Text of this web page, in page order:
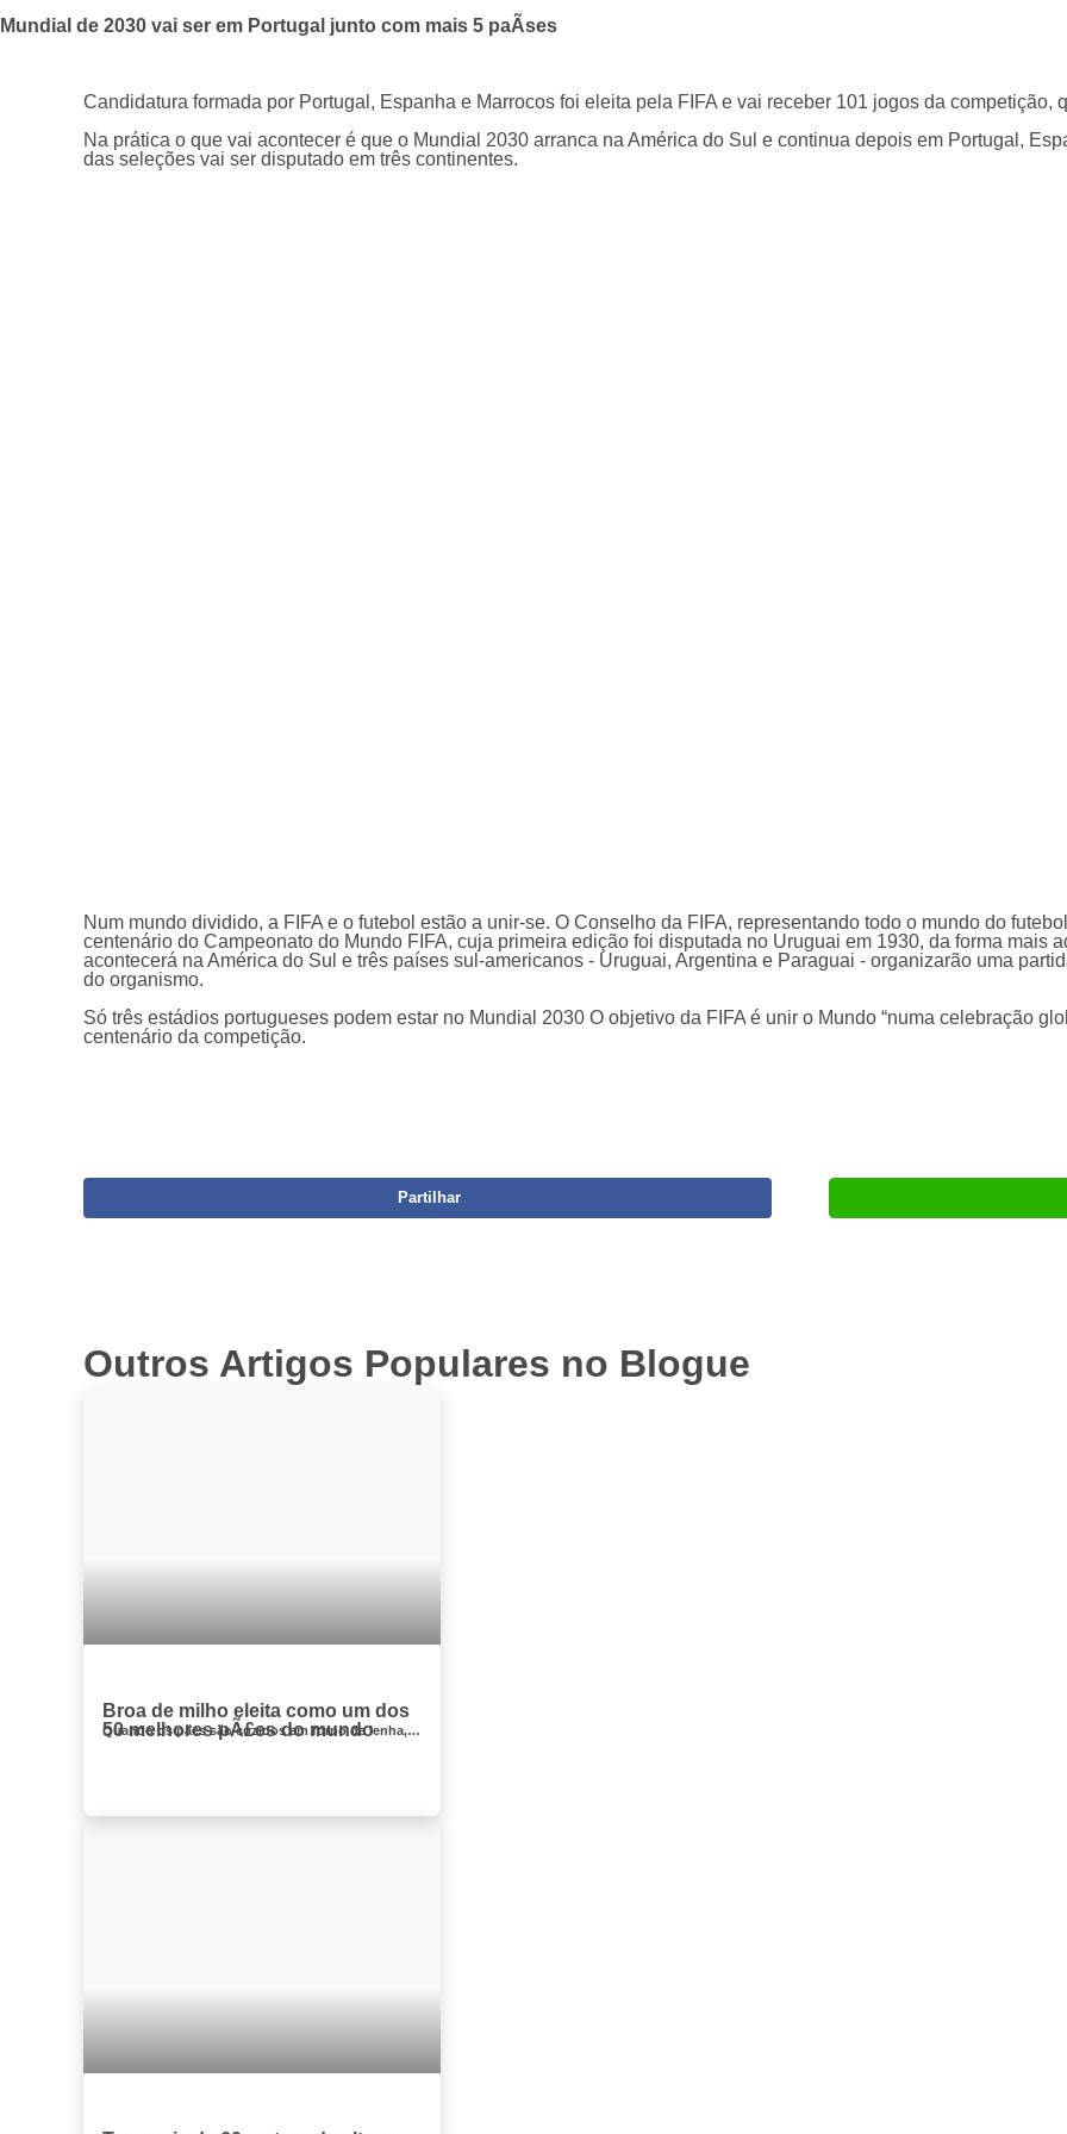
Mundial de 2030 vai ser em Portugal junto com mais 5 paÃ­ses
Candidatura formada por Portugal, Espanha e Marrocos foi eleita pela FIFA e vai receber 101 jogos da competição,
Na prática o que vai acontecer é que o Mundial 2030 arranca na América do Sul e continua depois em Portugal,
das seleções vai ser disputado em três continentes.
Num mundo dividido, a FIFA e o futebol estão a unir-se. O Conselho da FIFA, representando todo o mundo do
centenário do Campeonato do Mundo FIFA, cuja primeira edição foi disputada no Uruguai em 1930, da forma mais
acontecerá na América do Sul e três países sul-americanos - Uruguai, Argentina e Paraguai - organizarão uma
do organismo.
Só três estádios portugueses podem estar no Mundial 2030 O objetivo da FIFA é unir o Mundo “numa celebração
centenário da competição.
Partilhar
Outros Artigos Populares no Blogue
Broa de milho eleita como um dos
50 melhores pÃ£es do mundo
Quando os pães são cozidos em forno de lenha, um arquipélago de estilhaços de farinha expande-se sobre as ranhuras profund...